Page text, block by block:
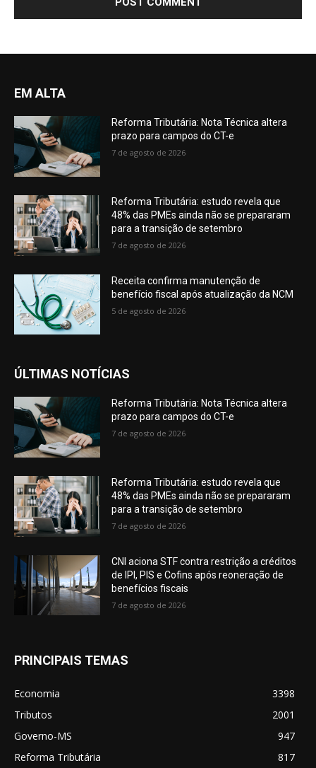
EM ALTA
Reforma Tributária: Nota Técnica altera
prazo para campos do CT-e
7 de agosto de 2026
Reforma Tributária: estudo revela que
48% das PMEs ainda não se prepararam
para a transição de setembro
7 de agosto de 2026
Receita confirma manutenção de
benefício fiscal após atualização da NCM
5 de agosto de 2026
ÚLTIMAS NOTÍCIAS
Reforma Tributária: Nota Técnica altera
prazo para campos do CT-e
7 de agosto de 2026
Reforma Tributária: estudo revela que
48% das PMEs ainda não se prepararam
para a transição de setembro
7 de agosto de 2026
CNI aciona STF contra restrição a créditos
de IPI, PIS e Cofins após reoneração de
benefícios fiscais
7 de agosto de 2026
PRINCIPAIS TEMAS
Economia
3398
Tributos
2001
Governo-MS
947
Reforma Tributária
817